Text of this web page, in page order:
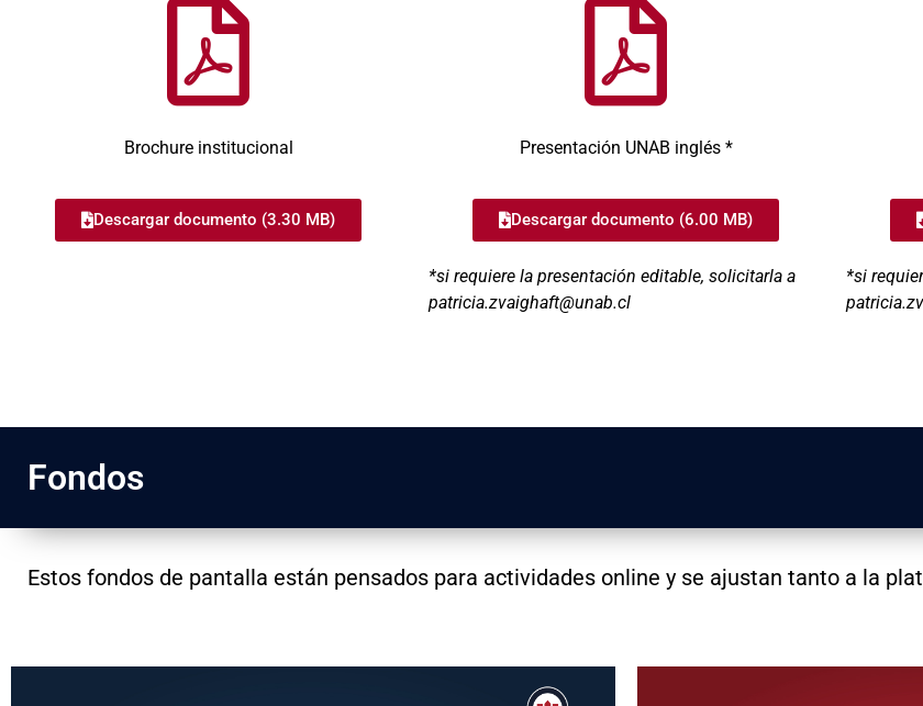
Brochure institucional
Descargar documento (3.30 MB)
Presentación UNAB inglés *
Descargar documento (6.00 MB)
*si requiere la presentación editable, solicitarla a
patricia.zvaighaft@unab.cl
*si
Fondos
Estos fondos de pantalla están pensados para actividades online y se ajustan tanto a la